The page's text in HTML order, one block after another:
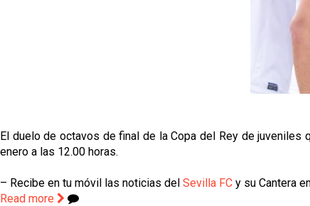
El duelo de octavos de final de la Copa del Rey de
enero a las 12.00 horas.
– Recibe en tu móvil las noticias del Sevilla FC y su Cantera
Read more